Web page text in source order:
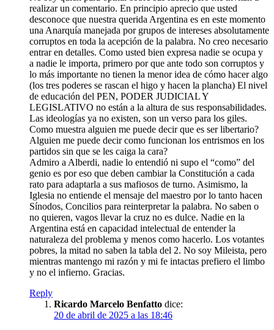
realizar un comentario. En principio aprecio que usted
desconoce que nuestra querida Argentina es en este momento
una Anarquía manejada por grupos de intereses absolutamente
corruptos en toda la acepción de la palabra. No creo necesario
entrar en detalles. Como usted bien expresa nadie se ocupa y
a nadie le importa, primero por que ante todo son corruptos y
lo más importante no tienen la menor idea de cómo hacer algo
(los tres poderes se rascan el higo y hacen la plancha) El nivel
de educación del PEN, PODER JUDICIAL Y
LEGISLATIVO no están a la altura de sus responsabilidades.
Las ideologías ya no existen, son un verso para los giles.
Como muestra alguien me puede decir que es ser libertario?
Alguien me puede decir como funcionan los entrismos en los
partidos sin que se les caiga la cara?
Admiro a Alberdi, nadie lo entendió ni supo el “como” del
genio es por eso que deben cambiar la Constitución a cada
rato para adaptarla a sus mafiosos de turno. Asimismo, la
Iglesia no entiende el mensaje del maestro por lo tanto hacen
Sínodos, Concilios para reinterpretar la palabra. No saben o
no quieren, vagos llevar la cruz no es dulce. Nadie en la
Argentina está en capacidad intelectual de entender la
naturaleza del problema y menos como hacerlo. Los votantes
pobres, la mitad no saben la tabla del 2. No soy Mileista, pero
mientras mantengo mi razón y mi fe intactas prefiero el limbo
y no el infierno. Gracias.
Reply
Ricardo Marcelo Benfatto dice:
20 de abril de 2025 a las 18:46